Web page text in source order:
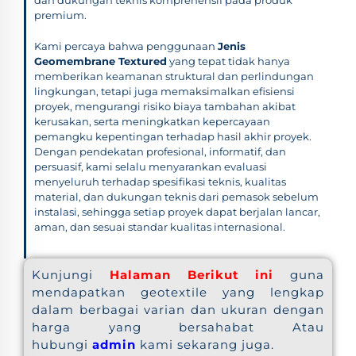
premium.
Kami percaya bahwa penggunaan Jenis
Geomembrane Textured yang tepat tidak hanya
memberikan keamanan struktural dan perlindungan
lingkungan, tetapi juga memaksimalkan efisiensi
proyek, mengurangi risiko biaya tambahan akibat
kerusakan, serta meningkatkan kepercayaan
pemangku kepentingan terhadap hasil akhir proyek.
Dengan pendekatan profesional, informatif, dan
persuasif, kami selalu menyarankan evaluasi
menyeluruh terhadap spesifikasi teknis, kualitas
material, dan dukungan teknis dari pemasok sebelum
instalasi, sehingga setiap proyek dapat berjalan lancar,
aman, dan sesuai standar kualitas internasional.
Kunjungi Halaman Berikut ini
guna
mendapatkan geotextile yang lengkap
dalam berbagai varian dan ukuran dengan
harga yang bersahabat Atau
hubungi admin kami sekarang juga.